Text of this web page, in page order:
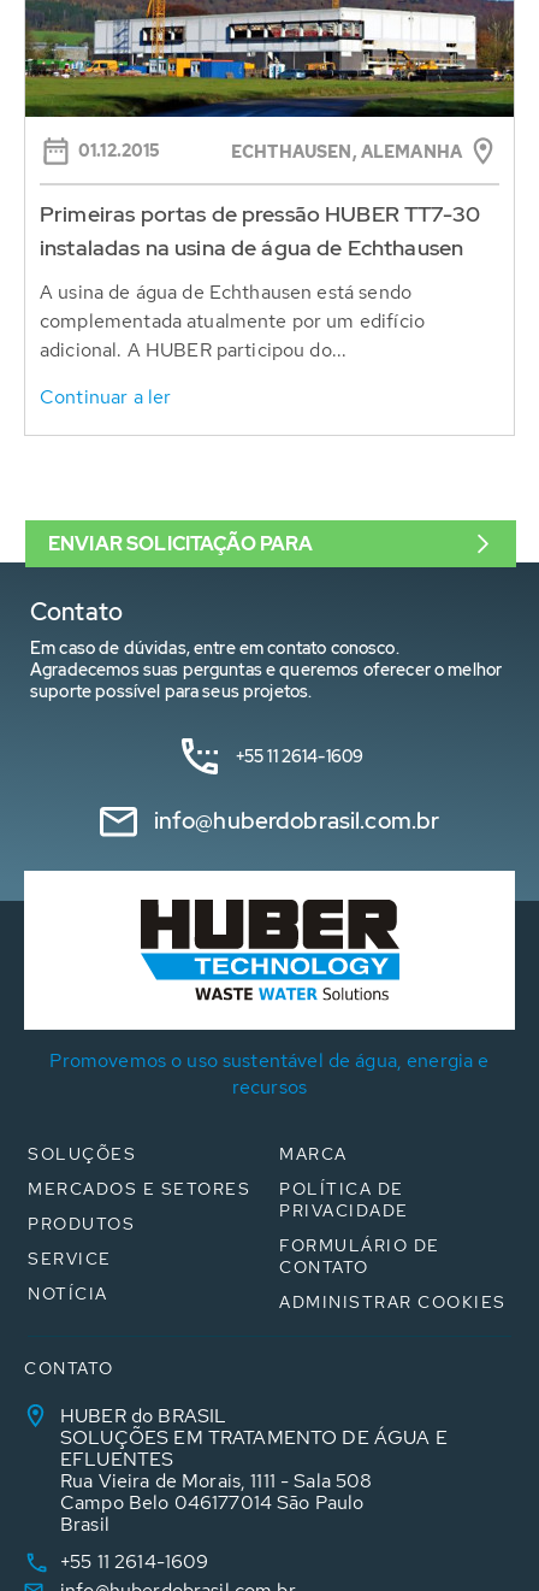
01.12.2015 ECHTHAUSEN, ALEMANHA
Primeiras portas de pressão HUBER TT7-30
instaladas na usina de água de Echthausen
A usina de água de Echthausen está sendo
complementada atualmente por um edifício
adicional. A HUBER participou do...
Continuar a ler
Contato
Em caso de dúvidas, entre em contato conosco.
Agradecemos suas perguntas e queremos oferecer o melhor
suporte possível para seus projetos.
+55 11 2614-1609
info@huberdobrasil.com.br
ENVIAR SOLICITAÇÃO PARA
Promovemos o uso sustentável de água, energia e
recursos
SOLUÇÕES
MERCADOS E SETORES
PRODUTOS
SERVICE
NOTÍCIA
MARCA
POLÍTICA DE
PRIVACIDADE
FORMULÁRIO DE
CONTATO
ADMINISTRAR COOKIES
CONTATO
HUBER do BRASIL
SOLUÇÕES EM TRATAMENTO DE ÁGUA E
EFLUENTES
Rua Vieira de Morais, 1111 - Sala 508
Campo Belo 046177014 São Paulo
Brasil
+55 11 2614-1609